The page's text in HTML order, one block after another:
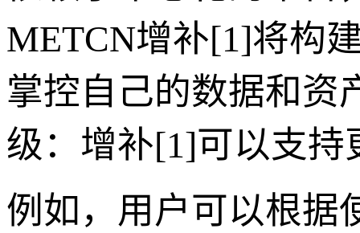
METCN增补[1]将构
掌控自己的数据和资
级：增补[1]可以支
例如，用户可以根据